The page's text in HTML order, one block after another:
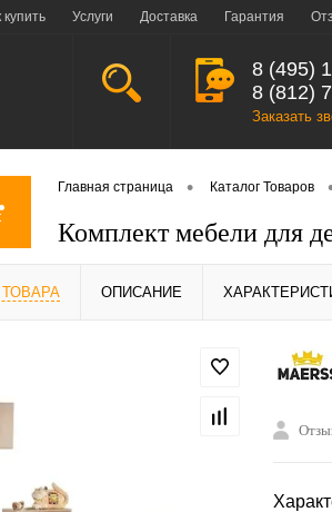
купить Услуги Доставка Гарантия
8 (495)
8 (812)
Заказать
Главная страница • Каталог Товаров
Комплект мебели для
ОПИСАНИЕ